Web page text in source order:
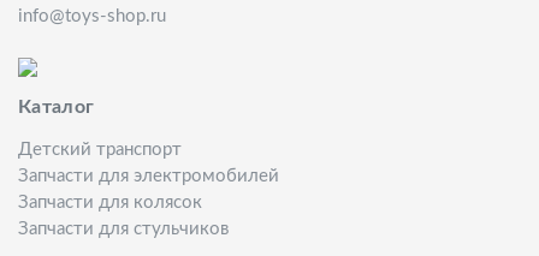
info@toys-shop.ru
Каталог
Детский транспорт
Запчасти для электромобилей
Запчасти для колясок
Запчасти для стульчиков